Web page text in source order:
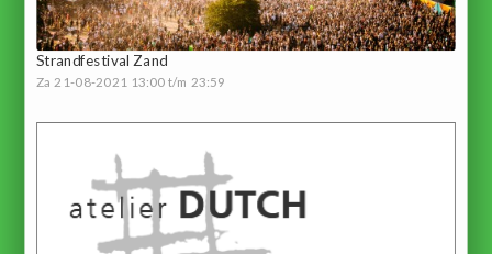
Strandfestival Zand
Za 21-08-2021 13:00 t/m 23:59